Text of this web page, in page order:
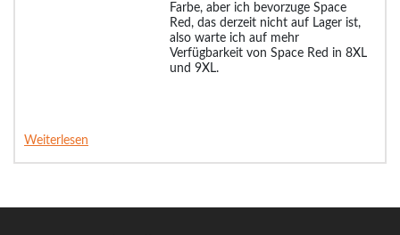
Farbe, aber ich bevorzuge Space
Red, das derzeit nicht auf Lager ist,
also warte ich auf mehr
Verfügbarkeit von Space Red in 8XL
und 9XL.
Weiterlesen